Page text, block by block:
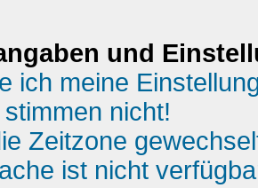
und
ich meine
nicht!
Zeitzone
ist nicht